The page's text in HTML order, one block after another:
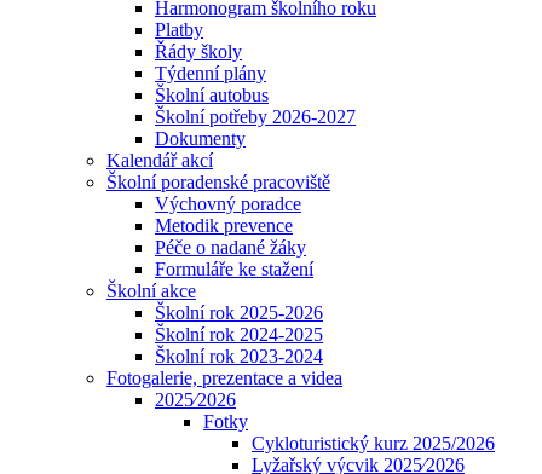
Harmonogram školního roku
Platby
Řády školy
Týdenní plány
Školní autobus
Školní potřeby 2026-2027
Dokumenty
Kalendář akcí
Školní poradenské pracoviště
Výchovný poradce
Metodik prevence
Péče o nadané žáky
Formuláře ke stažení
Školní akce
Školní rok 2025-2026
Školní rok 2024-2025
Školní rok 2023-2024
Fotogalerie, prezentace a videa
2025⁄2026
Fotky
Cykloturistický kurz 2025/2026
Lyžařský výcvik 2025⁄2026